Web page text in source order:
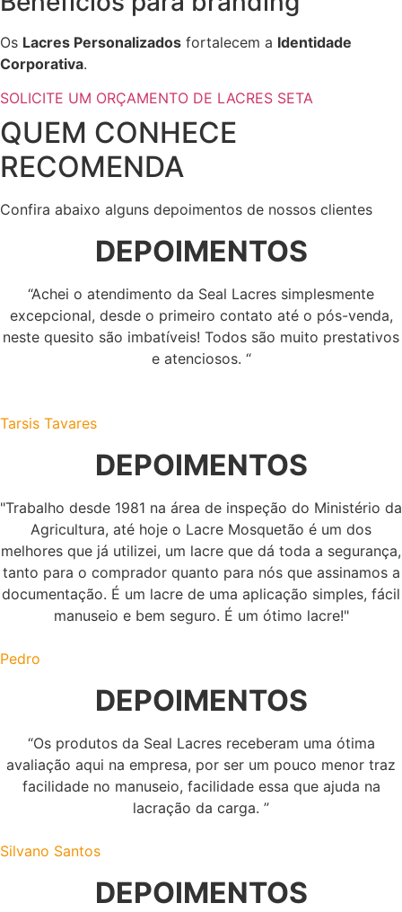
Os Lacres Personalizados fortalecem a Identidade
Corporativa.
SOLICITE UM ORÇAMENTO DE LACRES SETA
QUEM CONHECE
RECOMENDA
Confira abaixo alguns depoimentos de nossos clientes
DEPOIMENTOS
“Achei o atendimento da Seal Lacres simplesmente
excepcional, desde o primeiro contato até o pós-venda,
neste quesito são imbatíveis! Todos são muito prestativos
e atenciosos. “
Tarsis Tavares
DEPOIMENTOS
"Trabalho desde 1981 na área de inspeção do Ministério da
Agricultura, até hoje o Lacre Mosquetão é um dos
melhores que já utilizei, um lacre que dá toda a segurança,
tanto para o comprador quanto para nós que assinamos a
documentação. É um lacre de uma aplicação simples, fácil
manuseio e bem seguro. É um ótimo lacre!"
Pedro
DEPOIMENTOS
“Os produtos da Seal Lacres receberam uma ótima
avaliação aqui na empresa, por ser um pouco menor traz
facilidade no manuseio, facilidade essa que ajuda na
lacração da carga. ”
Silvano Santos
DEPOIMENTOS